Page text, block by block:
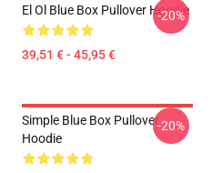
El Ol Blue Box Pullover Hoodie
39,51 € - 45,95 €
-20%
Simple Blue Box Pullover
Hoodie
-20%